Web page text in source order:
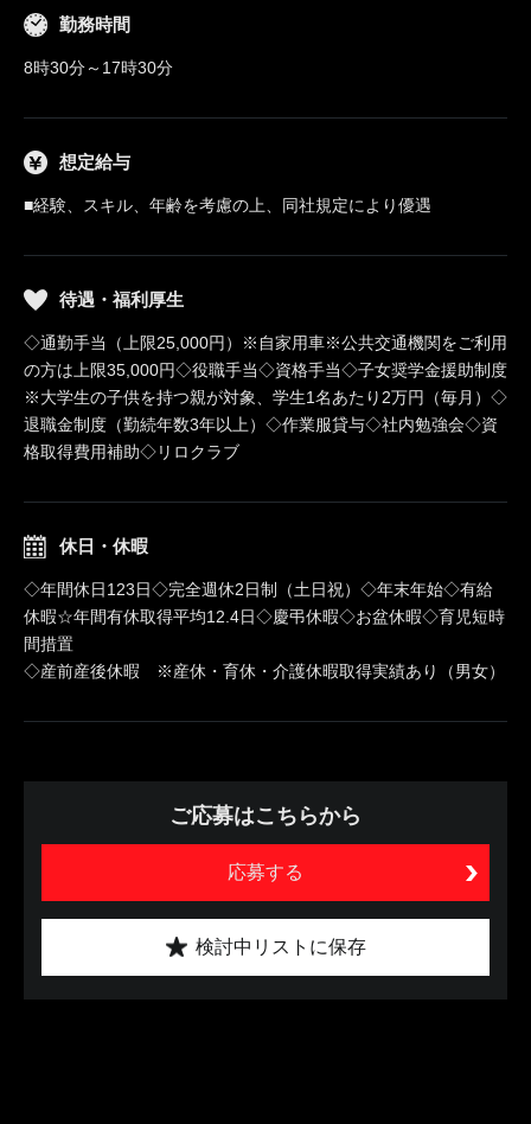
勤務時間
8時30分～17時30分
想定給与
■経験、スキル、年齢を考慮の上、同社規定により優遇
待遇・福利厚生
◇通勤手当（上限25,000円）※自家用車※公共交通機関をご利用
の方は上限35,000円◇役職手当◇資格手当◇子女奨学金援助制度
※大学生の子供を持つ親が対象、学生1名あたり2万円（毎月）◇
退職金制度（勤続年数3年以上）◇作業服貸与◇社内勉強会◇資
格取得費用補助◇リロクラブ
休日・休暇
◇年間休日123日◇完全週休2日制（土日祝）◇年末年始◇有給
休暇☆年間有休取得平均12.4日◇慶弔休暇◇お盆休暇◇育児短時
間措置
◇産前産後休暇 ※産休・育休・介護休暇取得実績あり（男女）
ご応募はこちらから
応募する
検討中リストに保存